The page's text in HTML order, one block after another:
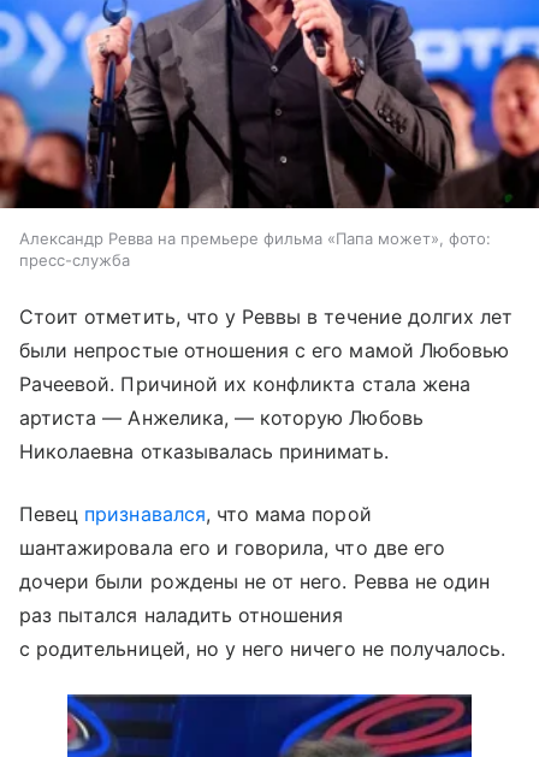
Александр Ревва на премьере фильма «Папа может», фото:
пресс-служба
Стоит отметить, что у Реввы в течение долгих лет
были непростые отношения с его мамой Любовью
Рачеевой. Причиной их конфликта стала жена
артиста — Анжелика, — которую Любовь
Николаевна отказывалась принимать.
Певец признавался, что мама порой
шантажировала его и говорила, что две его
дочери были рождены не от него. Ревва не один
раз пытался наладить отношения
с родительницей, но у него ничего не получалось.